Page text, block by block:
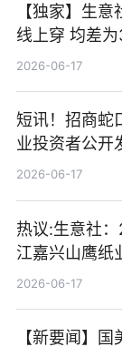
【独家】生
线上穿 均差
2026-06-17
短讯！招商蛇
业投资者公开
二期）（品种
2026-06-17
热议:生意社
江嘉兴山鹰纸
2026-06-17
【新要闻】